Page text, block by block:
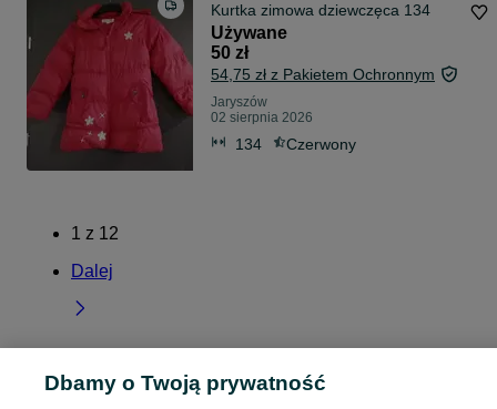
Kurtka zimowa dziewczęca 134
Używane
50 zł
54,75 zł z Pakietem Ochronnym
Jaryszów
02 sierpnia 2026
134 Czerwony
1 z 12
Dalej
Strona główna Opolskie Jaryszów
Dbamy o Twoją prywatność